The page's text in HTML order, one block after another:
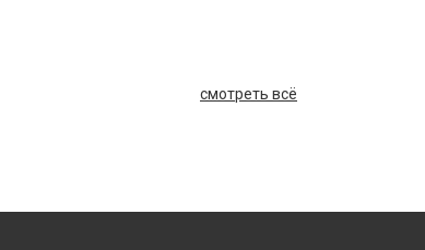
смотреть всё